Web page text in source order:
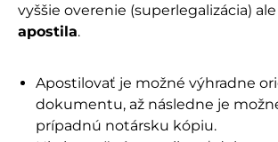
vyššie overenie (superlegalizácia) ale
apostila.
Apostilovať je možné výhradne
dokumentu, až následne je
prípadnú notársku kópiu.